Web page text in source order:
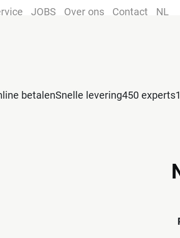
JOBS Over ons Contact
NL
betalenSnelle levering450 experts